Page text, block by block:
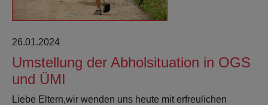
26.01.2024
Umstellung der Abholsituation in OGS
und ÜMI
Liebe Eltern,wir wenden uns heute mit erfreulichen